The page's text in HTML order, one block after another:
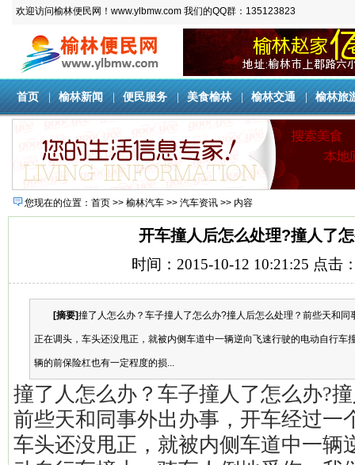
欢迎访问榆林便民网！www.ylbmw.com 我们的QQ群：135123823
首页 榆林新闻 便民服务 美食榆林 榆林交通 榆林旅
您现在的位置： 首页 >> 榆林汽车 >> 汽车资讯 >> 内容
开车撞人后怎么处理?撞人了
时间：2015-10-12 10:21:25 点击
[摘要]撞了人怎么办？车子撞人了怎么办?撞人后怎么处理？前些天和同
正在调头，车头还没甩正，就被内侧车道中一辆逆向飞速行驶的电动自行车
辆的前保险杠也有一定程度的损...
撞了人怎么办？车子撞人了怎么办?
前些天和同事外出办事，开车经过一
车头还没甩正，就被内侧车道中一辆